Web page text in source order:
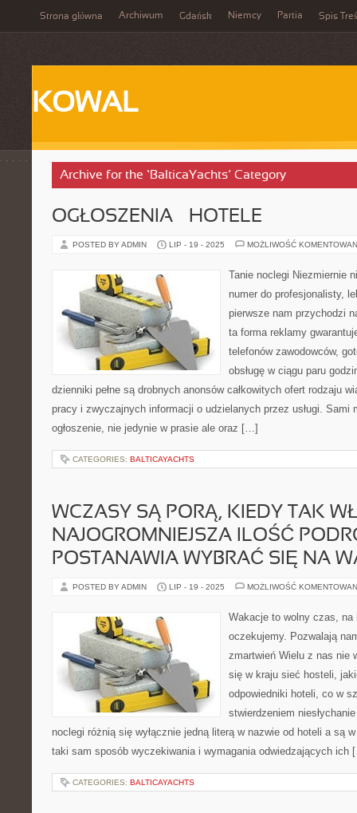
Strona główna Archiwum Gdańsk Niemcy Partia Spis
KOWAL
Archive for the ‘BalticaYachts’ Category
OGŁOSZENIA – HOTELE
POSTED BY ADMIN LIP - 19 - 2025 MOŻLIWOŚĆ
Tanie noclegi Niezmiernie
numer do profesjonalisty,
pierwsze nam przychodzi
ta forma reklamy
telefonów zawodowców,
obsługę w ciągu paru
dzienniki pełne są drobnych anonsów całkowitych ofert rodzaju
pracy i zwyczajnych informacji o udzielanych przez usługi. Sami
ogłoszenie, nie jedynie w prasie ale oraz […]
CATEGORIES: BALTICAYACHTS
WCZASY SĄ PORĄ, KIEDY TAK
NAJOGROMNIEJSZA ILOŚĆ
POSTANAWIA WYBRAĆ SIĘ NA
POSTED BY ADMIN LIP - 19 - 2025 MOŻLIWOŚĆ
Wakacje to wolny czas, na
oczekujemy. Pozwalają
zmartwień Wielu z nas nie
się w kraju sieć hosteli,
odpowiedniki hoteli, co w
stwierdzeniem
noclegi różnią się wyłącznie jedną literą w nazwie od hoteli a są w
taki sam sposób wyczekiwania i wymagania odwiedzających ich
CATEGORIES: BALTICAYACHTS